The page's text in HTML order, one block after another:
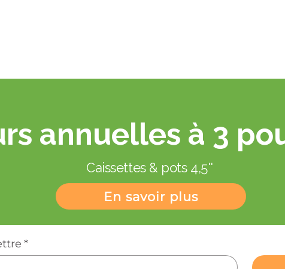
annuelles à 3
Caissettes & pots 4,5''
En savoir plus
*